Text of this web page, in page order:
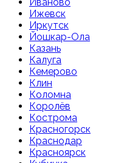
Ижевск
Иркутск
Йошкар-Ола
Казань
Калуга
Кемерово
Клин
Коломна
Королёв
Кострома
Красногорск
Краснодар
Красноярск